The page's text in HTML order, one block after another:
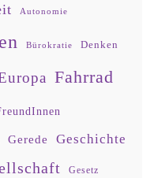
Autonomie
Bürokratie Denken
Fahrrad
Gerede Geschichte
Gesetz